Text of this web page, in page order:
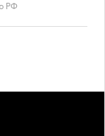
РФ